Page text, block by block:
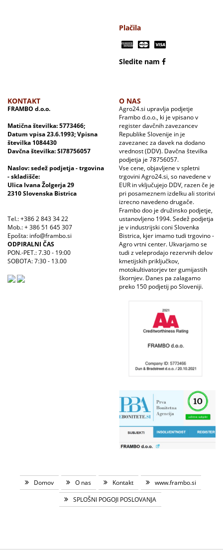
Plačila
Sledite nam
KONTAKT
FRAMBO d.o.o.
Matična številka: 5773466;
Datum vpisa 23.6.1993; Vpisna
številka 1084430
Davčna številka: SI78756057
Naslov: sedež podjetja - trgovina
- skladišče:
Ulica Ivana Žolgerja 29
2310 Slovenska Bistrica
Tel.: +386 2 843 34 22
Mob.: + 386 51 645 307
Epošta: info@frambo.si
ODPIRALNI ČAS
PON.-PET.: 7.30 - 19:00
SOBOTA: 7:30 - 13.00
O NAS
Agro24.si upravlja podjetje
Frambo d.o.o., ki je vpisano v
register davčnih zavezancev
Republike Slovenije in je
zavezanec za davek na dodano
vrednost (DDV). Davčna številka
podjetja je 78756057.
Vse cene, objavljene v spletni
trgovini Agro24.si, so navedene v
EUR in vključujejo DDV, razen če je
pri posameznem izdelku ali storitvi
izrecno navedeno drugače.
Frambo doo je družinsko podjetje,
ustanovljeno 1994. Sedež podjetja
je v industrijski coni Slovenka
Bistrica, kjer imamo tudi trgovino -
Agro vrtni center. Ukvarjamo se
tudi z veleprodajo rezervnih delov
kmetijskih priključkov,
motokultivatorjev ter gumijastih
škornjev. Danes pa zalagamo
preko 150 podjetij po Sloveniji.
Domov O nas Kontakt
www.frambo.si
SPLOŠNI POGOJI POSLOVANJA